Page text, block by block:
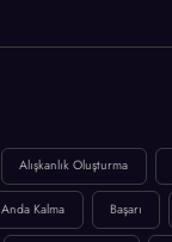
Alışkanlık Oluşturma
Anda Kalma Başarı